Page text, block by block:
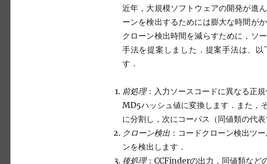
近年，大規模ソフトウェアの開発が進
ーンを検出するためには膨大な時間が
クローン検出時間を減らすために，ソ
手法を提案しました．提案手法は、
す．
前処理：入力ソースコードに異なる正
MD5ハッシュ値に変換します．また，
に分割し，次にコーパス（同値類の代
クローン検出：コードクローン検出ツ
ンを検出します．
後処理：CCFinderの出力，同値類など